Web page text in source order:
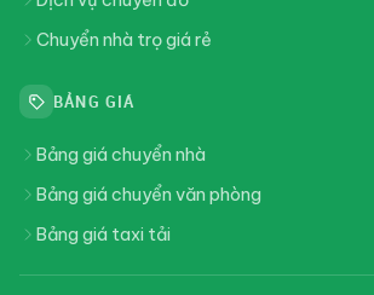
Chuyển nhà trọ giá rẻ
BẢNG GIÁ
Bảng giá chuyển nhà
Bảng giá chuyển văn phòng
Bảng giá taxi tải